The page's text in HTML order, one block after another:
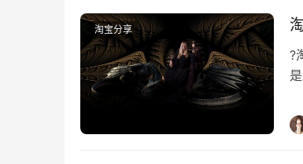
本文来自投稿，不代表早谈创业网立场，
https://www.zaotuan.com.cn/
版权声明：本文内容由互联网用户自发贡
相关法律责任。如发现本站有涉嫌抄袭侵
淘宝分享
?